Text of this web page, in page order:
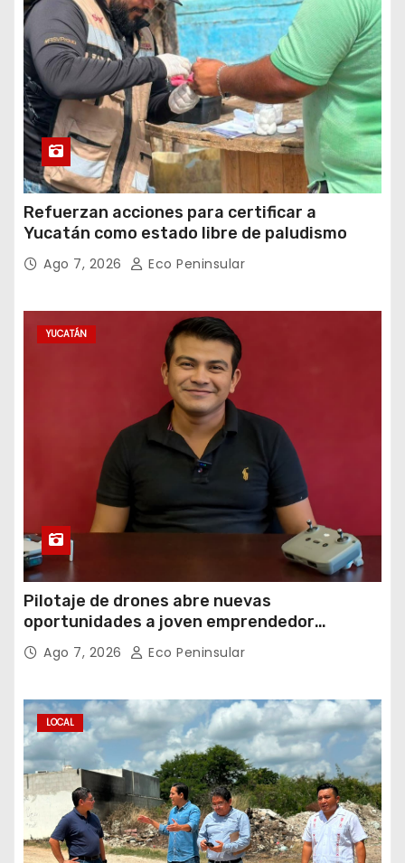
Refuerzan acciones para certificar a
Yucatán como estado libre de paludismo
Ago 7, 2026 Eco Peninsular
YUCATÁN
Pilotaje de drones abre nuevas
oportunidades a joven emprendedor
yucateco
Ago 7, 2026 Eco Peninsular
LOCAL